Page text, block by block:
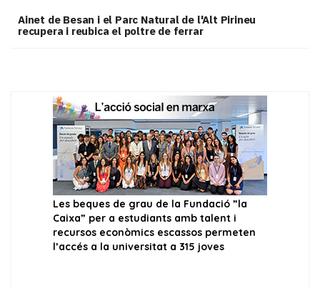
Ainet de Besan i el Parc Natural de l'Alt Pirineu
recupera i reubica el poltre de ferrar